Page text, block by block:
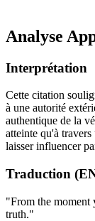
Analyse
Interprétation
Cette citation
à une autorité
authentique de la
atteinte qu'à
laisser influencer
Traduction
"From the moment
truth."